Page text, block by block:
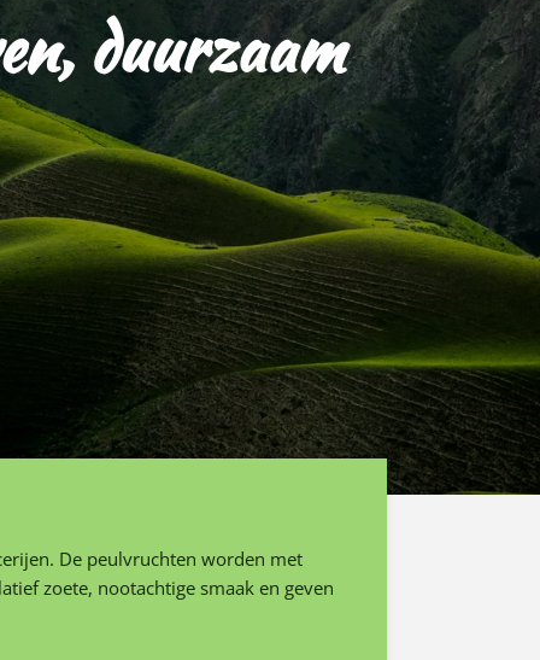
duurzaam
De peulvruchten worden met
zoete, nootachtige smaak en geven